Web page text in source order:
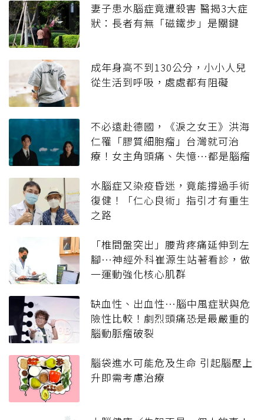
妻子患水腦症竟遭殺害 醫揭3大症
狀：長者有無「磁鐵步」是關鍵
成年身高不到130公分，小小人兒
從生活到呼吸，處處都有阻礙
不必遠赴德國，《淚之女王》洪海
仁罹「膠質細胞瘤」台灣就可治
療！女主角頭痛、失憶…都是腦瘤
水腦症又染疫昏迷，竟能撐過手術
復健！「仁心良術」指引才有重生
之路
「椎間盤突出」腰背疼痛延伸到左
腳…神經外科崔源生站著看診，做
一運動強化核心肌群
缺血性、出血性…腦中風症狀與危
險性比較！劇烈頭痛恐是最嚴重的
腦動脈瘤破裂
腦袋進水可能危及生命 引起腦壓上
升即需考慮治療